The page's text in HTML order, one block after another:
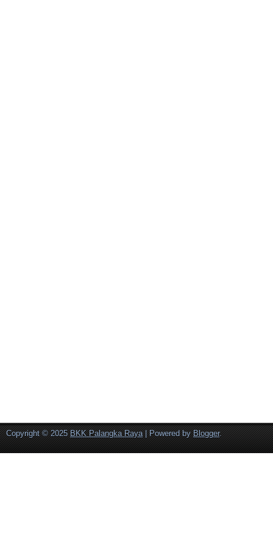
Copyright © 2025BKK Palangka Raya| Powered byBlogger.